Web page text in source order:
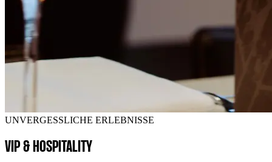
UNVERGESSLICHE ERLEBNISSE
VIP & HOSPITALITY